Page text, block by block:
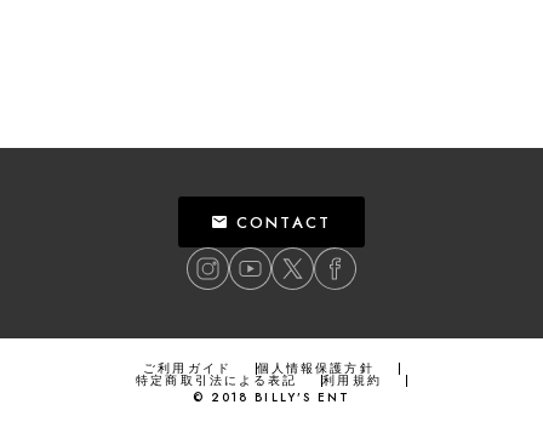
CONTACT
ご利用ガイド 個人情報保護方針
特定商取引法による表記
利用規約
© 2018 BILLY’S ENT